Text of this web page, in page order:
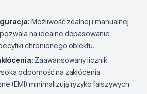
Możliwość zdalnej i manualnej
na idealne dopasowanie
chronionego obiektu.
Zaawansowany licznik
odporność na zakłócenia
(EMI) minimalizują ryzyko fałszywych